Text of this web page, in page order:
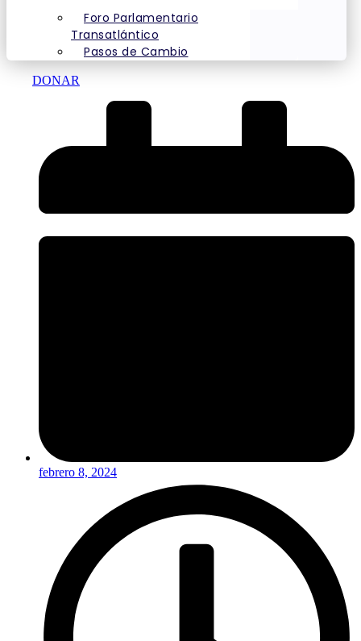
Foro Parlamentario
Transatlántico
Pasos de Cambio
DONAR
febrero 8, 2024